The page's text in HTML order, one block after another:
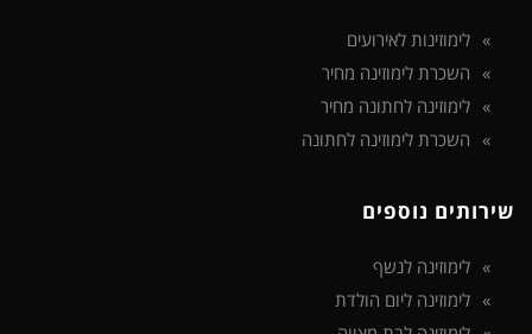
לימוזינות לאירועים
השכרת לימוזינה מחיר
לימוזינה לחתונה מחיר
השכרת לימוזינה לחתונה
שירותים נוספים
לימוזינה לנשף
לימוזינה ליום הולדת